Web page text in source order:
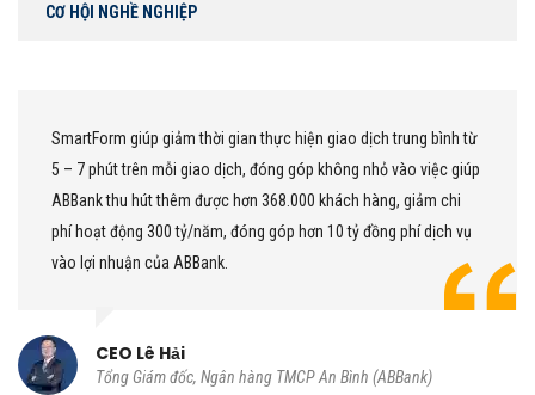
CƠ HỘI NGHỀ NGHIỆP
giúp giảm thời gian thực hiện giao dịch trung bình từ
mỗi giao dịch, đóng góp không nhỏ vào việc giúp
hút thêm được hơn 368.000 khách hàng, giảm chi
300 tỷ/năm, đóng góp hơn 10 tỷ đồng phí dịch vụ
của ABBank.
Lê Hải
Giám đốc, Ngân hàng TMCP An Bình (ABBank)
Chúng tôi
giao dịch
này đáp
khách